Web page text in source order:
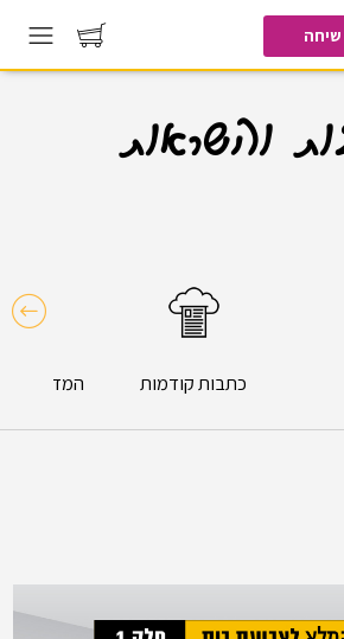
שיחה
והשראות
כתבות קודמות
המדריך